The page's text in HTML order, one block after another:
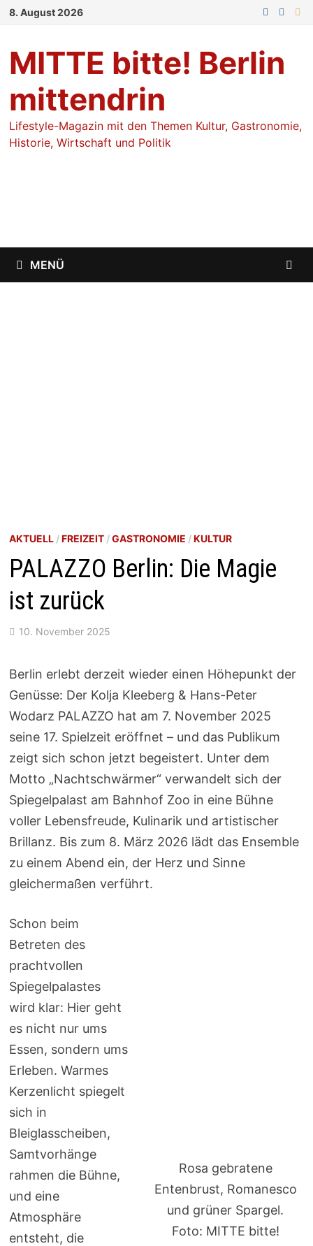
Zum
8. August 2026
MITTE bitte! Berlin
mittendrin
Lifestyle-Magazin mit den Themen Kultur, Gastronomie,
Historie, Wirtschaft und Politik
MENÜ
AKTUELL/FREIZEIT/GASTRONOMIE /KULTUR
PALAZZO Berlin: Die Magie
ist zurück
10. November 2025
Berlin erlebt derzeit wieder einen Höhepunkt der
Genüsse: Der Kolja Kleeberg & Hans-Peter
Wodarz PALAZZO hat am 7. November 2025
seine 17. Spielzeit eröffnet – und das Publikum
zeigt sich schon jetzt begeistert. Unter dem
Motto „Nachtschwärmer“verwandelt sich der
Spiegelpalast am Bahnhof Zoo in eine Bühne
voller Lebensfreude, Kulinarik und artistischer
Brillanz. Bis zum 8. März 2026 lädt das Ensemble
zu einem Abend ein, der Herz und Sinne
gleichermaßen verführt.
Rosa gebratene
Entenbrust, Romanesco
und grüner Spargel.
Foto: MITTE bitte!
Schon beim
Betreten des
prachtvollen
Spiegelpalastes
wird klar: Hier geht
es nicht nur ums
Essen, sondern ums
Erleben. Warmes
Kerzenlicht spiegelt
sich in
Bleiglasscheiben,
Samtvorhänge
rahmen die Bühne,
und eine
Atmosphäre
entsteht, die